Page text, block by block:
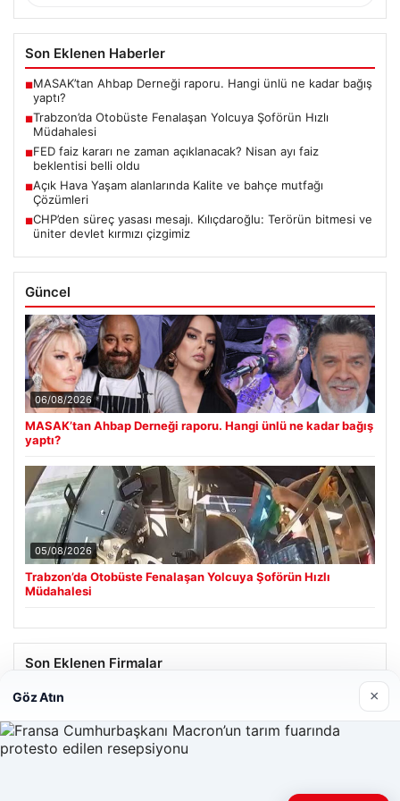
Son Eklenen Haberler
■MASAK’tan Ahbap Derneği raporu. Hangi ünlü ne kadar bağış
yaptı?
■Trabzon’da Otobüste Fenalaşan Yolcuya Şoförün Hızlı
Müdahalesi
■FED faiz kararı ne zaman açıklanacak? Nisan ayı faiz
beklentisi belli oldu
■Açık Hava Yaşam alanlarında Kalite ve bahçe mutfağı
Çözümleri
■CHP’den süreç yasası mesajı. Kılıçdaroğlu: Terörün bitmesi ve
üniter devlet kırmızı çizgimiz
Güncel
06/08/2026
MASAK’tan Ahbap Derneği raporu. Hangi ünlü ne kadar bağış
yaptı?
05/08/2026
Trabzon’da Otobüste Fenalaşan Yolcuya Şoförün Hızlı
Müdahalesi
Son Eklenen Firmalar
Göz Atın ×